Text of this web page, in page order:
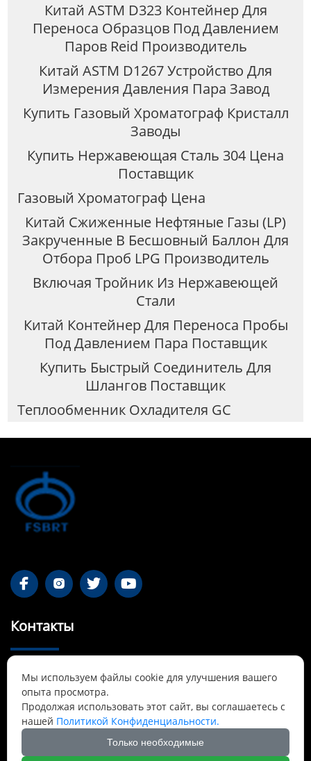
Китай ASTM D323 Контейнер Для
Переноса Образцов Под Давлением
Паров Reid Производитель
Китай ASTM D1267 Устройство Для
Измерения Давления Пара Завод
Купить Газовый Хроматограф Кристалл
Заводы
Купить Нержавеющая Сталь 304 Цена
Поставщик
Газовый Хроматограф Цена
Китай Сжиженные Нефтяные Газы (LP)
Закрученные В Бесшовный Баллон Для
Отбора Проб LPG Производитель
Включая Тройник Из Нержавеющей
Стали
Китай Контейнер Для Переноса Пробы
Под Давлением Пара Поставщик
Купить Быстрый Соединитель Для
Шлангов Поставщик
Теплообменник Охладителя GC
   
Контакты

55-1 Qianjin Road, район Синьфу, Фушунь,
Ляонин
 Cnbrtsummer@gmail.com
+8613841389007
Мы используем файлы cookie для улучшения вашего
опыта просмотра.
Продолжая использовать этот сайт, вы соглашаетесь с
нашей Политикой Конфиденциальности.
Только необходимые